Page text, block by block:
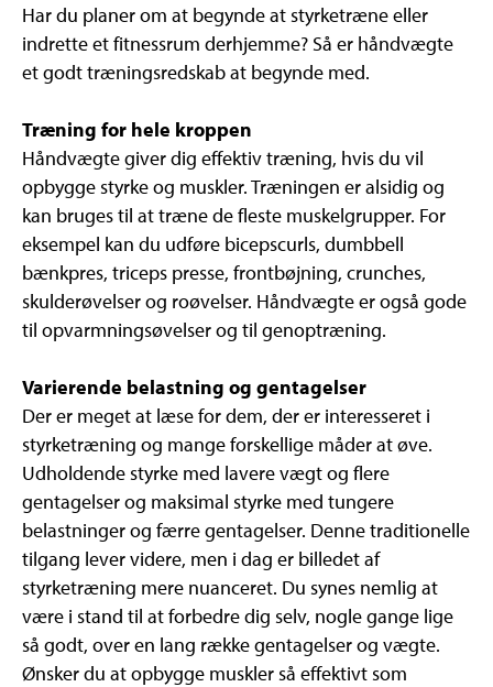
Har du planer om at begynde at styrketræne eller
indrette et fitnessrum derhjemme? Så er håndvægte
et godt træningsredskab at begynde med.
Træning for hele kroppen
Håndvægte giver dig effektiv træning, hvis du vil
opbygge styrke og muskler. Træningen er alsidig og
kan bruges til at træne de fleste muskelgrupper. For
eksempel kan du udføre bicepscurls, dumbbell
bænkpres, triceps presse, frontbøjning, crunches,
skulderøvelser og roøvelser. Håndvægte er også gode
til opvarmningsøvelser og til genoptræning.
Varierende belastning og gentagelser
Der er meget at læse for dem, der er interesseret i
styrketræning og mange forskellige måder at øve.
Udholdende styrke med lavere vægt og flere
gentagelser og maksimal styrke med tungere
belastninger og færre gentagelser. Denne traditionelle
tilgang lever videre, men i dag er billedet af
styrketræning mere nuanceret. Du synes nemlig at
være i stand til at forbedre dig selv, nogle gange lige
så godt, over en lang række gentagelser og vægte.
Ønsker du at opbygge muskler så effektivt som